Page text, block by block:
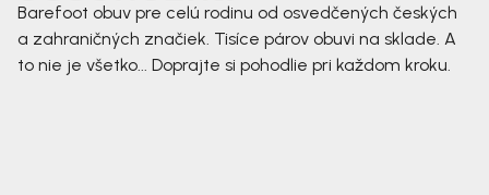
Barefoot obuv pre celú rodinu od osvedčených českých
a zahraničných značiek. Tisíce párov obuvi na sklade. A
to nie je všetko... Doprajte si pohodlie pri každom kroku.